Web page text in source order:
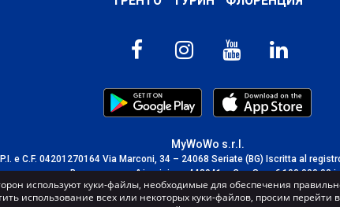
MyWoWo s.r.l.
P.I. e C.F. 04201270164 Via Marconi, 34 – 24068 Seriate (BG) Iscritta al
Bergamo con n° iscrizione 443941 – Cap.Soc. € 100.000,00
TERMS AND CONDITIONS-CREDITS
используют куки-файлы, необходимые для обеспечения
использование всех или некоторых куки-файлов, просим